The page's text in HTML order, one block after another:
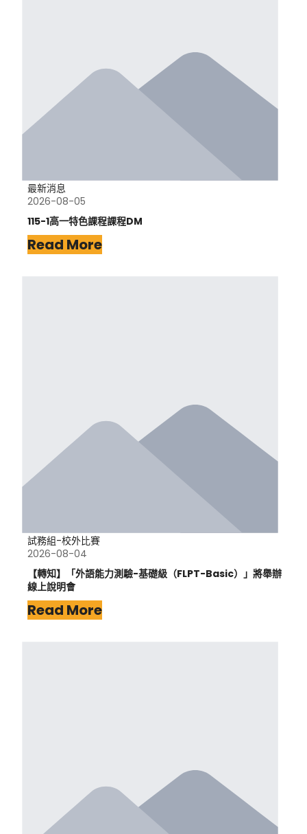
最新消息
2026-08-05
115-1高一特色課程課程DM
Read More
試務組-校外比賽
2026-08-04
【轉知】「外語能力測驗-基礎級（FLPT-Basic）」將舉辦
線上說明會
Read More